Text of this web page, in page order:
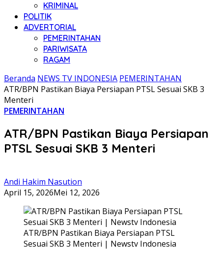
KRIMINAL
POLITIK
ADVERTORIAL
PEMERINTAHAN
PARIWISATA
RAGAM
Beranda NEWS TV INDONESIA PEMERINTAHAN
ATR/BPN Pastikan Biaya Persiapan PTSL Sesuai SKB 3
Menteri
PEMERINTAHAN
ATR/BPN Pastikan Biaya Persiapan
PTSL Sesuai SKB 3 Menteri
Andi Hakim Nasution
April 15, 2026Mei 12, 2026
ATR/BPN Pastikan Biaya Persiapan PTSL
Sesuai SKB 3 Menteri | Newstv Indonesia